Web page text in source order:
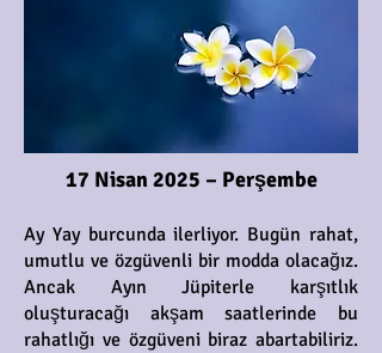
17 Nisan 2025 – Perşembe
Ay Yay burcunda ilerliyor. Bugün rahat,
umutlu ve özgüvenli bir modda olacağız.
Ancak Ayın Jüpiterle karşıtlık
oluşturacağı akşam saatlerinde bu
rahatlığı ve özgüveni biraz abartabiliriz.